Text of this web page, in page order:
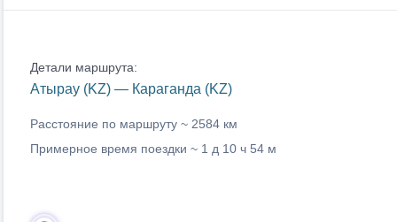
Детали маршрута:
Атырау (KZ) — Караганда (KZ)
Расстояние по маршруту ~ 2584 км
Примерное время поездки ~ 1 д 10 ч 54 м